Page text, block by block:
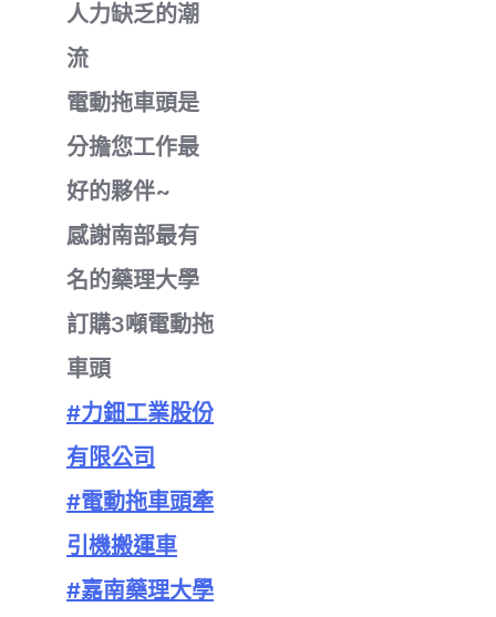
人力缺乏的潮
流
電動拖車頭是
分擔您工作最
好的夥伴~
感謝南部最有
名的藥理大學
訂購3噸電動拖
車頭
#力鈿工業股份
有限公司
#電動拖車頭牽
引機搬運車
#嘉南藥理大學